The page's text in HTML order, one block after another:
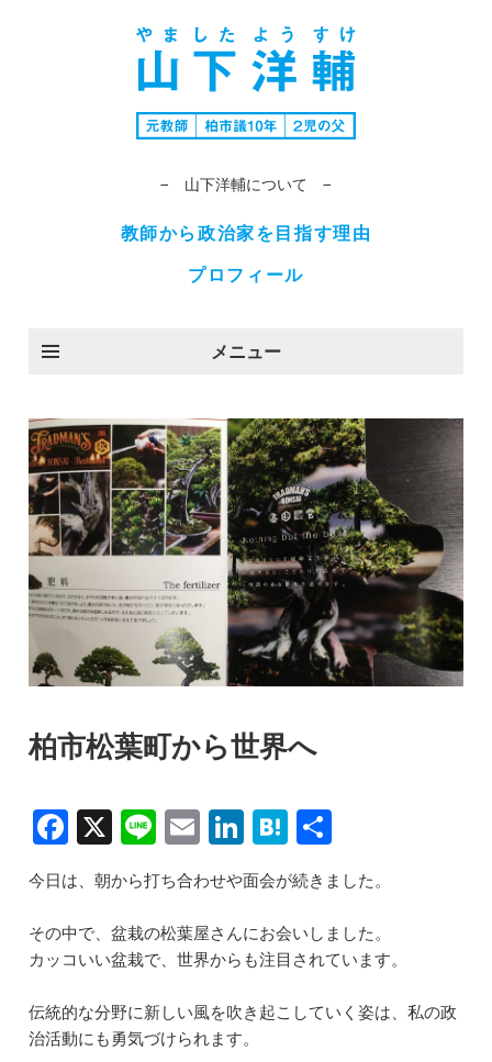
− 山下洋輔について −
教師から政治家を目指す理由
プロフィール
メニュー
柏市松葉町から世界へ
F
a
c
e
b
o
o
X Li
n
e
E
m
ai
l
Li
n
k
e
dI
n
H
at
e
n
a
有
今日は、朝から打ち合わせや面会が続きました。
その中で、盆栽の松葉屋さんにお会いしました。
カッコいい盆栽で、世界からも注目されています。
伝統的な分野に新しい風を吹き起こしていく姿は、私の政
治活動にも勇気づけられます。